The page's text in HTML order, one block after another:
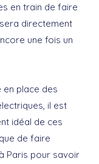
en train de faire
directement
une fois un
place des
il est
idéal de ces
de faire
Paris pour savoir